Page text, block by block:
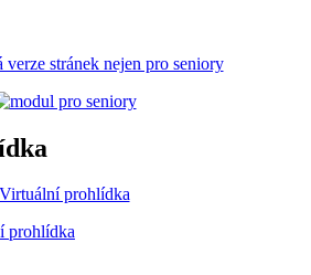
verze stránek nejen pro seniory
Virtuální prohlídka